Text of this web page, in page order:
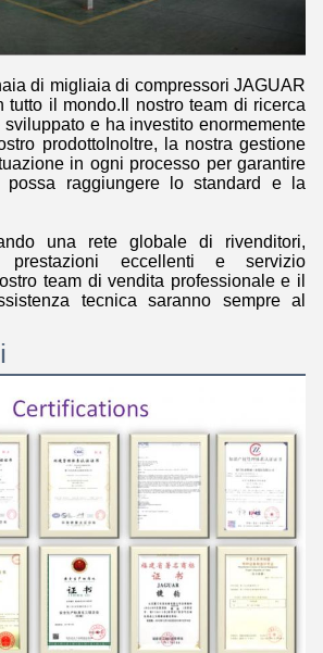
di migliaia di compressori JAGUAR
tutto il mondo.Il nostro team di ricerca
e ha investito enormemente
prodottoInoltre, la nostra gestione
in ogni processo per garantire
possa raggiungere lo standard e la
una rete globale di rivenditori,
prestazioni eccellenti e servizio
team di vendita professionale e il
tecnica saranno sempre al